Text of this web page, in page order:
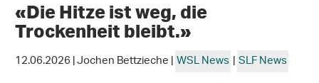
«Die Hitze ist weg, die
Trockenheit bleibt.»
12.06.2026 | Jochen Bettzieche |WSL News|SLF News